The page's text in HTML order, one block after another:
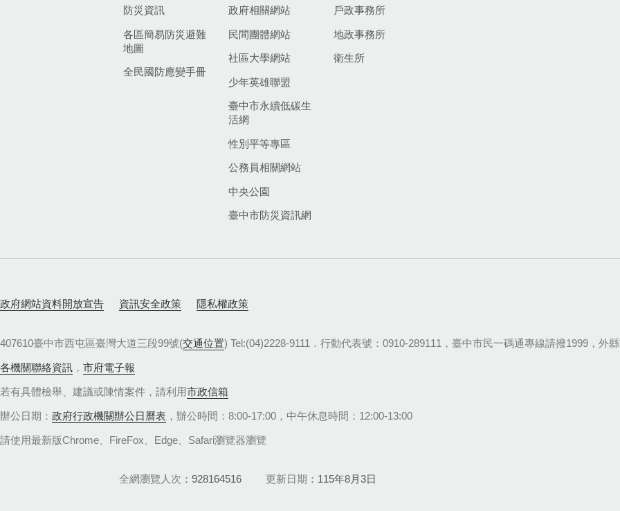
防災資訊
各區簡易防災避難
地圖
全民國防應變手冊
政府相關網站
民間團體網站
社區大學網站
少年英雄聯盟
臺中市永續低碳生
活網
性別平等專區
公務員相關網站
中央公園
臺中市防災資訊網
戶政事務所
地政事務所
衛生所
政府網站資料開放宣告 資訊安全政策 隱私權政策
407610臺中市西屯區臺灣大道三段99號(交通位置) Tel:(04)2228-9111．行動代表號：0910-289111，臺中市民一碼通專線請撥1999，外
各機關聯絡資訊 ， 市府電子報
若有具體檢舉、建議或陳情案件，請利用市政信箱
辦公日期： 政府行政機關辦公日曆表 ，辦公時間：8:00-17:00，中午休息時間：12:00-13:00
請使用最新版Chrome、FireFox、Edge、Safari瀏覽器瀏覽
全網瀏覽人次 928164516 更新日期 115年8月3日